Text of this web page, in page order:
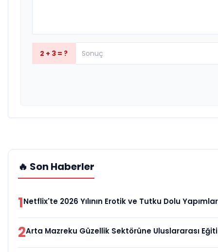
2 + 3 = ?
🔥 Son Haberler
1Netflix'te 2026 Yılının Erotik ve Tutku Dolu
2Arta Mazreku Güzellik Sektörüne Uluslararası